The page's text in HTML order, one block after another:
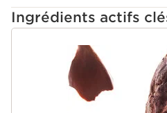
Ingrédients actifs
ALLER AU CONTENU